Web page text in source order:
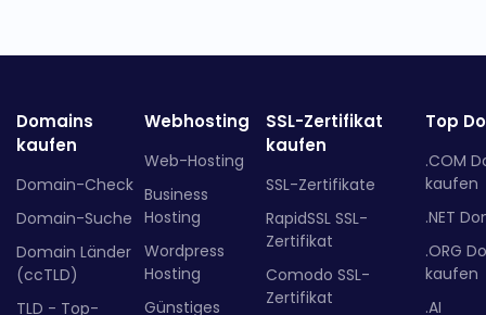
Domains
kaufen
Domain-Check
Domain-Suche
Domain Länder
(ccTLD)
TLD - Top-
Webhosting
Web-Hosting
Business
Hosting
Wordpress
Hosting
Günstiges
SSL-Zertifikat
kaufen
SSL-Zertifikate
RapidSSL SSL-
Zertifikat
Comodo SSL-
Zertifikat
Top
.COM
kaufen
.NET
.ORG
kaufen
.AI